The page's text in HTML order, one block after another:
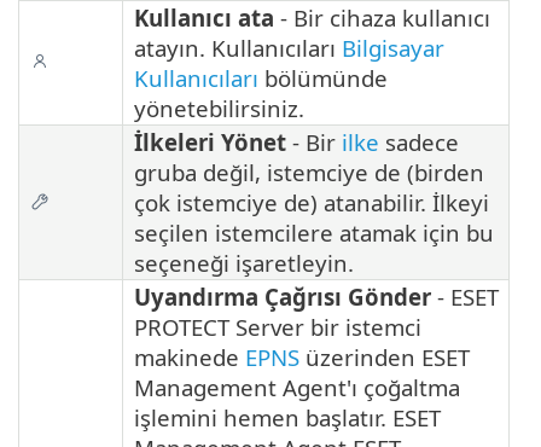
Kullanıcı ata - Bir cihaza kullanıcı
atayın. Kullanıcıları Bilgisayar
Kullanıcıları bölümünde
yönetebilirsiniz.
İlkeleri Yönet - Bir ilke sadece
gruba değil, istemciye de (birden
çok istemciye de) atanabilir. İlkeyi
seçilen istemcilere atamak için bu
seçeneği işaretleyin.
Uyandırma Çağrısı Gönder - ESET
PROTECT Server bir istemci
makinede EPNS üzerinden ESET
Management Agent'ı çoğaltma
işlemini hemen başlatır. ESET